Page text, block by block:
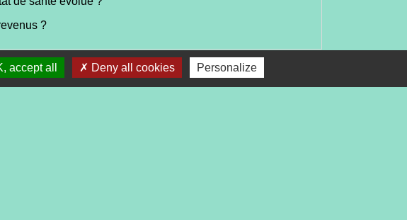
?
Signaler une erreur sur cette page
accept all Deny all cookies Personalize